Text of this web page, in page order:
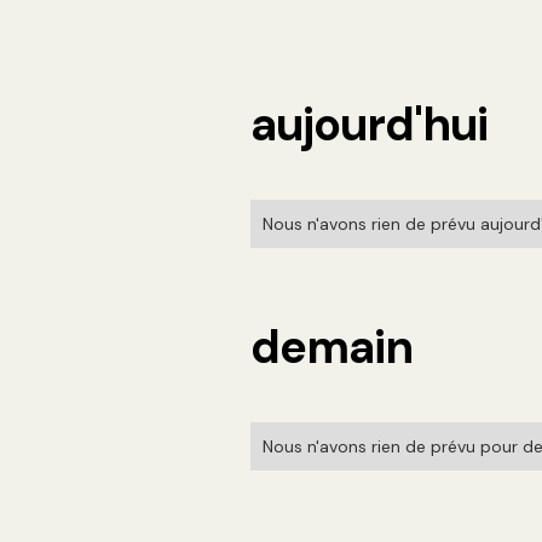
aujourd'hui
Nous n'avons rien de prévu
demain
Nous n'avons rien de prévu pour